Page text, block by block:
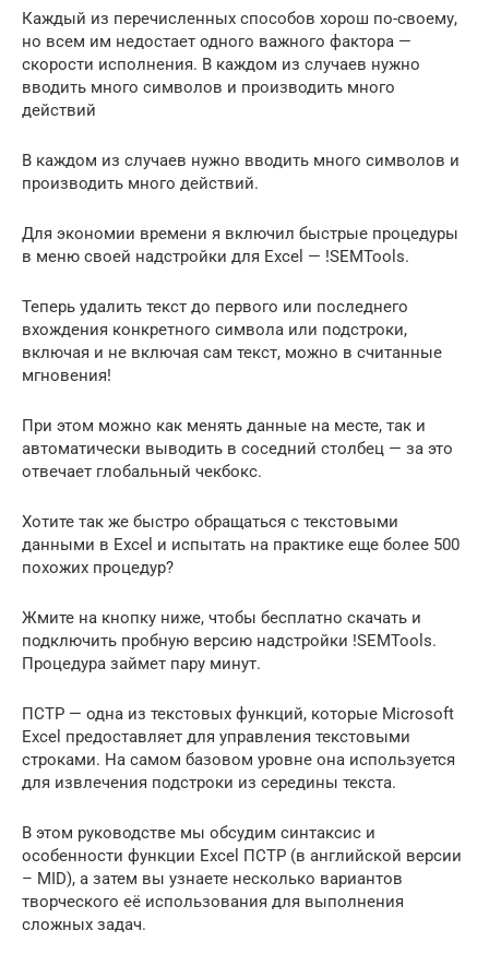
Каждый из перечисленных способов хорош по-своему,
но всем им недостает одного важного фактора —
скорости исполнения. В каждом из случаев нужно
вводить много символов и производить много
действий
В каждом из случаев нужно вводить много символов и
производить много действий.
Для экономии времени я включил быстрые процедуры
в меню своей надстройки для Excel — !SEMTools.
Теперь удалить текст до первого или последнего
вхождения конкретного символа или подстроки,
включая и не включая сам текст, можно в считанные
мгновения!
При этом можно как менять данные на месте, так и
автоматически выводить в соседний столбец — за это
отвечает глобальный чекбокс.
Хотите так же быстро обращаться с текстовыми
данными в Excel и испытать на практике еще более 500
похожих процедур?
Жмите на кнопку ниже, чтобы бесплатно скачать и
подключить пробную версию надстройки !SEMTools.
Процедура займет пару минут.
ПСТР — одна из текстовых функций, которые Microsoft
Excel предоставляет для управления текстовыми
строками. На самом базовом уровне она используется
для извлечения подстроки из середины текста.
В этом руководстве мы обсудим синтаксис и
особенности функции Excel ПСТР (в английской версии
– MID), а затем вы узнаете несколько вариантов
творческого её использования для выполнения
сложных задач.